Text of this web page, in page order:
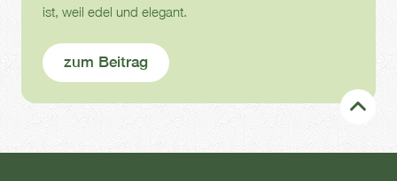
ist, weil edel und elegant.
zum Beitrag